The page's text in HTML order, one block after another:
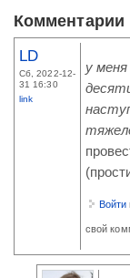
Комментарии
LD
Сб, 2022-12-
31 16:30
link
у
Войти
свой